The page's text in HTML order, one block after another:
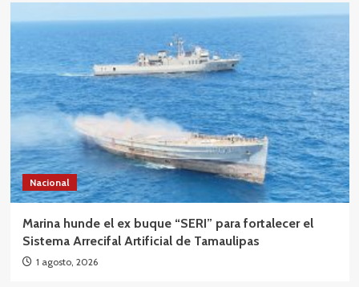
Nacional
Marina hunde el ex buque “SERI” para fortalecer el
Sistema Arrecifal Artificial de Tamaulipas
1 agosto, 2026